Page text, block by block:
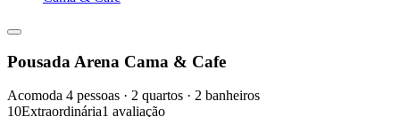
Pousada Arena Cama & Cafe
Acomoda 4 pessoas · 2 quartos · 2 banheiros
10Extraordinária1 avaliação